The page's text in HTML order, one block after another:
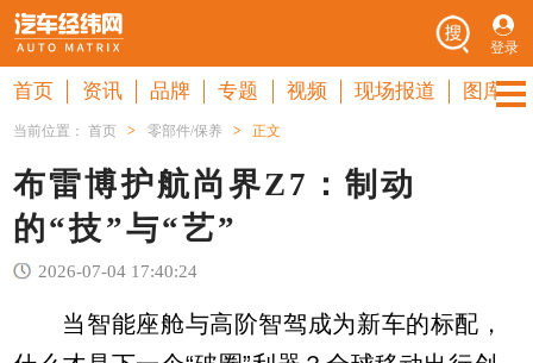
登录
首页 资讯 品牌 专题 视频 现场报道 图库
当前位置：首页 > 零部件/保养 > 正文
布雷博护航尚界Z7：制动
的“技”与“艺”
2026-07-04 17:40:24
当智能座舱与高阶智驾成为新车的标配，